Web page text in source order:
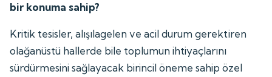
bir konuma sahip?
Kritik tesisler, alışılagelen ve acil durum gerektiren
olağanüstü hallerde bile toplumun ihtiyaçlarını
sürdürmesini sağlayacak birincil öneme sahip özel